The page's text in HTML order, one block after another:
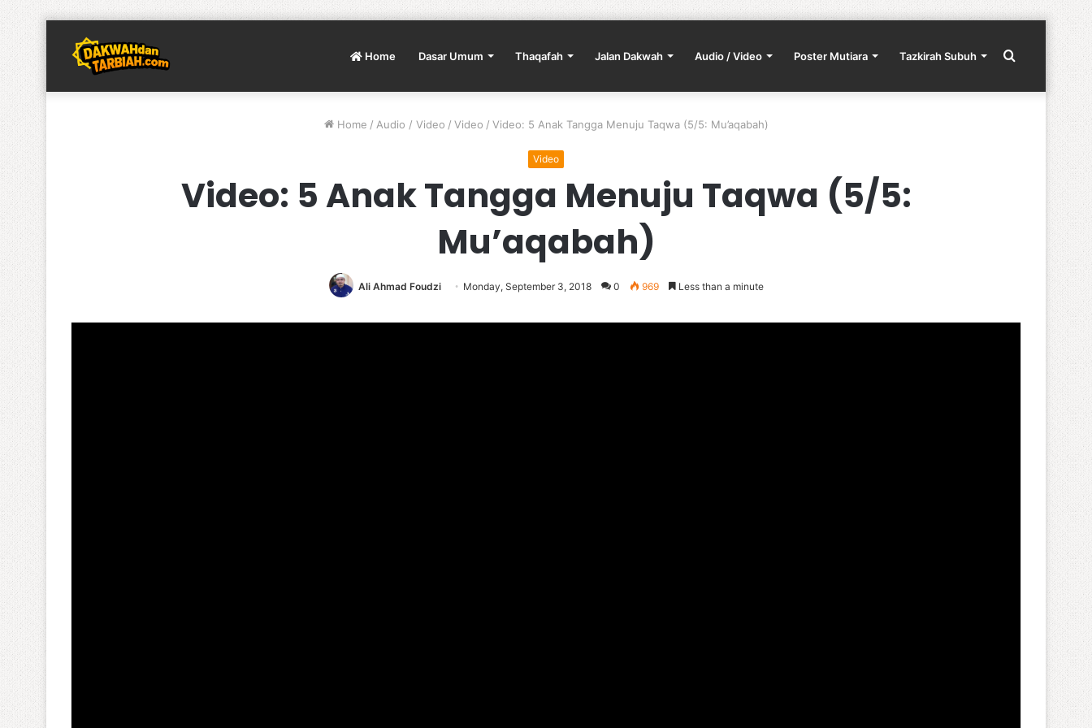
Home Dasar Umum Thaqafah Jalan Dakwah Audio / Video Poster Mutiara Tazkirah Subuh Search
Home / Audio / Video / Video / Video: 5 Anak Tangga Menuju Taqwa (5/5: Mu’aqabah)
Video
Video: 5 Anak Tangga Menuju Taqwa (5/5:
Mu’aqabah)
Ali Ahmad Foudzi Monday, September 3, 2018 0 969 Less than a minute